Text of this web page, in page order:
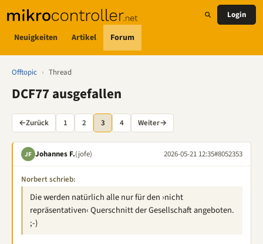
Neuigkeiten Artikel Forum
Login
Offtopic › Thread
DCF77 ausgefallen
←Zurück 1 2 3 4 Weiter→
JF Johannes F.(jofe) 2026-05-21 12:35#8052353
Norbert schrieb:
Die werden natürlich alle nur für den ›nicht
repräsentativen‹ Querschnitt der Gesellschaft angeboten.
;-)